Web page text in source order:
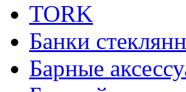
TORK
Банки
Барные